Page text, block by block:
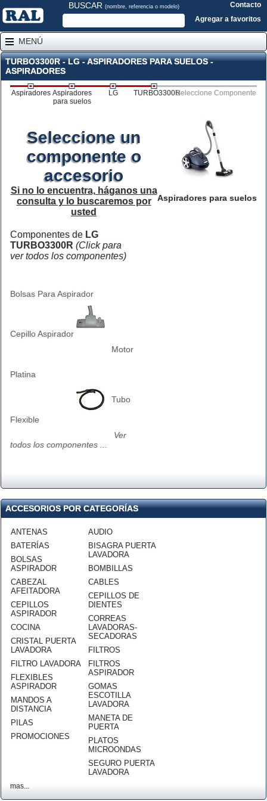
BUSCAR (nombre, referencia o modelo)
Contacto
Agregar a favoritos
MENÚ
TURBO3300R - LG - ASPIRADORES PARA SUELOS -
ASPIRADORES
Aspiradores Aspiradores
para suelos
LG TURBO3300RSeleccione Componente
Aspiradores para suelos
Seleccione un
componente o
accesorio
Si no lo encuentra, háganos una
consulta y lo buscaremos por
usted
Componentes de LG
TURBO3300R (Click para
ver todos los componentes)
Bolsas Para Aspirador
Cepillo Aspirador
Motor
Platina
Tubo
Flexible
Ver
todos los componentes ...
ACCESORIOS POR CATEGORÍAS
ANTENAS
BATERÍAS
BOLSAS
ASPIRADOR
CABEZAL
AFEITADORA
CEPILLOS
ASPIRADOR
COCINA
CRISTAL PUERTA
LAVADORA
FILTRO LAVADORA
FLEXIBLES
ASPIRADOR
MANDOS A
DISTANCIA
PILAS
PROMOCIONES
AUDIO
BISAGRA PUERTA
LAVADORA
BOMBILLAS
CABLES
CEPILLOS DE
DIENTES
CORREAS
LAVADORAS-
SECADORAS
FILTROS
FILTROS
ASPIRADOR
GOMAS
ESCOTILLA
LAVADORA
MANETA DE
PUERTA
PLATOS
MICROONDAS
SEGURO PUERTA
LAVADORA
mas...